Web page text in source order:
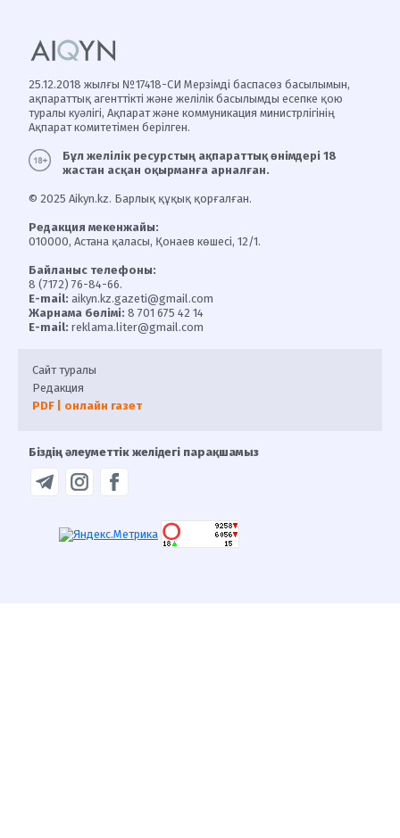
25.12.2018 жылғы №17418-СИ Мерзімді баспасөз басылымын,
ақпараттық агенттікті және желілік басылымды есепке қою
туралы куәлігі, Ақпарат және коммуникация министрлігінің
Ақпарат комитетімен берілген.
Бұл желілік ресурстың ақпараттық өнімдері 18
жастан асқан оқырманға арналған.
© 2025 Aikyn.kz. Барлық құқық қорғалған.
Редакция мекенжайы:
010000, Астана қаласы, Қонаев көшесі, 12/1.
Байланыс телефоны:
8 (7172) 76-84-66.
E-mail: aikyn.kz.gazeti@gmail.com
Жарнама бөлімі: 8 701 675 42 14
E-mail: reklama.liter@gmail.com
Сайт туралы
Редакция
PDF | онлайн газет
Біздің әлеуметтік желідегі парақшамыз